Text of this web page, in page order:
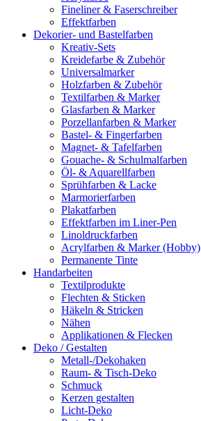
Fineliner & Faserschreiber
Effektfarben
Dekorier- und Bastelfarben
Kreativ-Sets
Kreidefarbe & Zubehör
Universalmarker
Holzfarben & Zubehör
Textilfarben & Marker
Glasfarben & Marker
Porzellanfarben & Marker
Bastel- & Fingerfarben
Magnet- & Tafelfarben
Gouache- & Schulmalfarben
Öl- & Aquarellfarben
Sprühfarben & Lacke
Marmorierfarben
Plakatfarben
Effektfarben im Liner-Pen
Linoldruckfarben
Acrylfarben & Marker (Hobby)
Permanente Tinte
Handarbeiten
Textilprodukte
Flechten & Sticken
Häkeln & Stricken
Nähen
Applikationen & Flecken
Deko / Gestalten
Metall-/Dekohaken
Raum- & Tisch-Deko
Schmuck
Kerzen gestalten
Licht-Deko